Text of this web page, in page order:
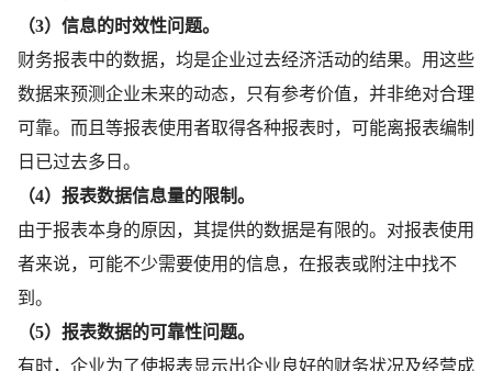
（3）信息的时效性问题。
财务报表中的数据，均是企业过去经济活动的结果。用这些
数据来预测企业未来的动态，只有参考价值，并非绝对合理
可靠。而且等报表使用者取得各种报表时，可能离报表编制
日已过去多日。
（4）报表数据信息量的限制。
由于报表本身的原因，其提供的数据是有限的。对报表使用
者来说，可能不少需要使用的信息，在报表或附注中找不
到。
（5）报表数据的可靠性问题。
有时，企业为了使报表显示出企业良好的财务状况及经营成